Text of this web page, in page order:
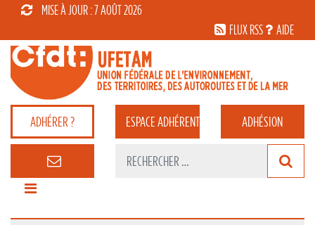
MISE À JOUR : 7 AOÛT 2026
FLUX RSS
AIDE
ADHÉRER ? ESPACEADHÉRENT ADHÉSION